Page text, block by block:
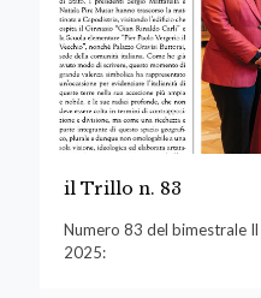
il Trillo n. 83
Numero 83 del bimestrale
2025: